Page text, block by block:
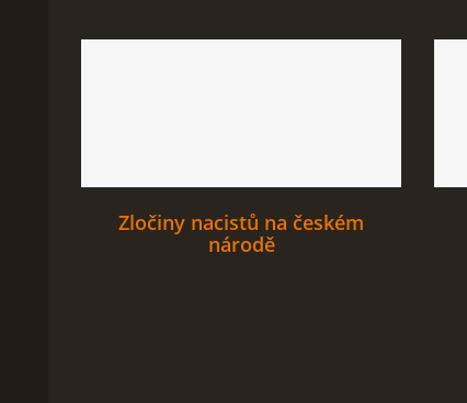
Zločiny nacistů na českém
národě